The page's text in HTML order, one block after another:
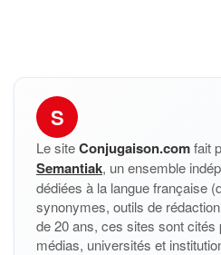
S
Le siteConjugaison.comfait
Semantiak, un ensemble
dédiées à la langue française
synonymes, outils de
de 20 ans, ces sites sont cités
médias, universités et